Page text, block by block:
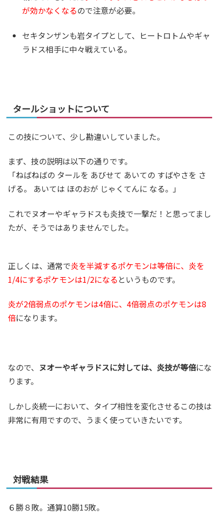
が効かなくなるので注意が必要。
セキタンザンも岩タイプとして、ヒートロトムやギャ
ラドス相手に中々戦えている。
タールショットについて
この技について、少し勘違いしていました。
まず、技の説明は以下の通りです。
「ねばねばの タールを あびせて あいての すばやさを さ
げる。 あいては ほのおが じゃくてんに なる。」
これでヌオーやギャラドスも炎技で一撃だ！と思ってまし
たが、そうではありませんでした。
正しくは、通常で炎を半減するポケモンは等倍に、炎を
1/4にするポケモンは1/2になる というものです。
炎が2倍弱点のポケモンは4倍に、4倍弱点のポケモンは8
倍になります。
なので、 ヌオーやギャラドスに対しては、炎技が等倍にな
ります。
しかし炎統一において、タイプ相性を変化させるこの技は
非常に有用ですので、うまく使っていきたいです。
対戦結果
６勝８敗。通算10勝15敗。